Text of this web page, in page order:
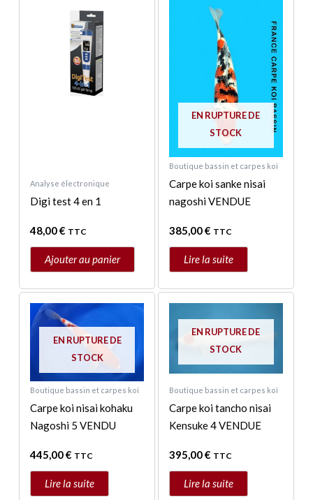
Analyse électronique
Digi test 4 en 1
48,00€ TTC
Ajouter au panier
EN RUPTURE DE
STOCK
Boutique bassin et carpes koï
Carpe koi sanke nisai
nagoshi VENDUE
385,00€ TTC
Lire la suite
EN RUPTURE DE
STOCK
Boutique bassin et carpes koï
Carpe koi nisai kohaku
Nagoshi 5 VENDU
445,00€ TTC
Lire la suite
EN RUPTURE DE
STOCK
Boutique bassin et carpes koï
Carpe koi tancho nisai
Kensuke 4 VENDUE
395,00€ TTC
Lire la suite